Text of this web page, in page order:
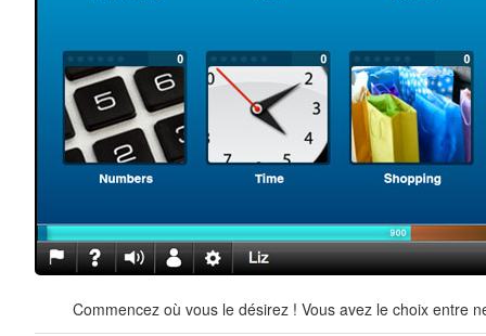
Commencez où vous le désirez ! Vous avez le choix entre